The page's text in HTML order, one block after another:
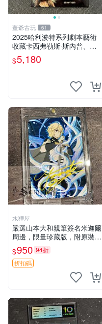
董爺古玩 61
2025哈利波特系列劇本藝術
收藏卡西弗勒斯·斯內普、納
西莎·馬爾福、貝拉特里克斯·
萊斯特蘭奇三人印簽限量25
$5,180
水狸屋
嚴選山本大和親筆簽名米迦爾
周邊，限量珍藏版，附原裝卡
磚與精美裝裱。收藏家推薦，
品相完美好發，支持權威鑒
定。 百夜優一郎周邊 山本大
$950 94折
折扣碼